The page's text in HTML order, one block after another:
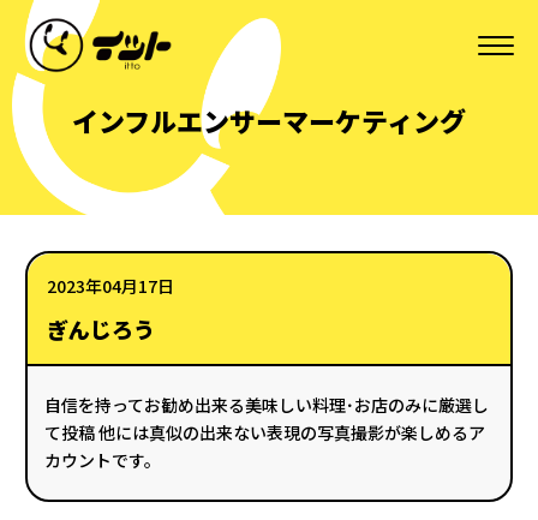
インフルエンサーマーケティング
ぎんじろう
2023年04月17日
自信を持ってお勧め出来る美味しい料理･お店のみに厳選し
て投稿 他には真似の出来ない表現の写真撮影が楽しめるア
カウントです。